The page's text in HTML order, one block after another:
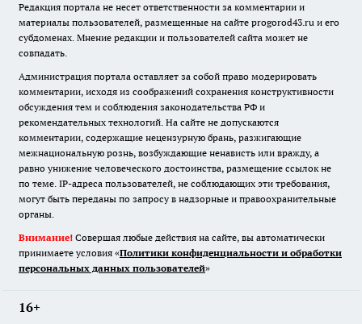
Редакция портала не несет ответственности за комментарии и
материалы пользователей, размещенные на сайте progorod43.ru и его
субдоменах. Мнение редакции и пользователей сайта может не
совпадать.
Администрация портала оставляет за собой право модерировать
комментарии, исходя из соображений сохранения конструктивности
обсуждения тем и соблюдения законодательства РФ и
рекомендательных технологий. На сайте не допускаются
комментарии, содержащие нецензурную брань, разжигающие
межнациональную рознь, возбуждающие ненависть или вражду, а
равно унижение человеческого достоинства, размещение ссылок не
по теме. IP-адреса пользователей, не соблюдающих эти требования,
могут быть переданы по запросу в надзорные и правоохранительные
органы.
Внимание! Совершая любые действия на сайте, вы автоматически
принимаете условия «Политики конфиденциальности и обработки
персональных данных пользователей»
16+